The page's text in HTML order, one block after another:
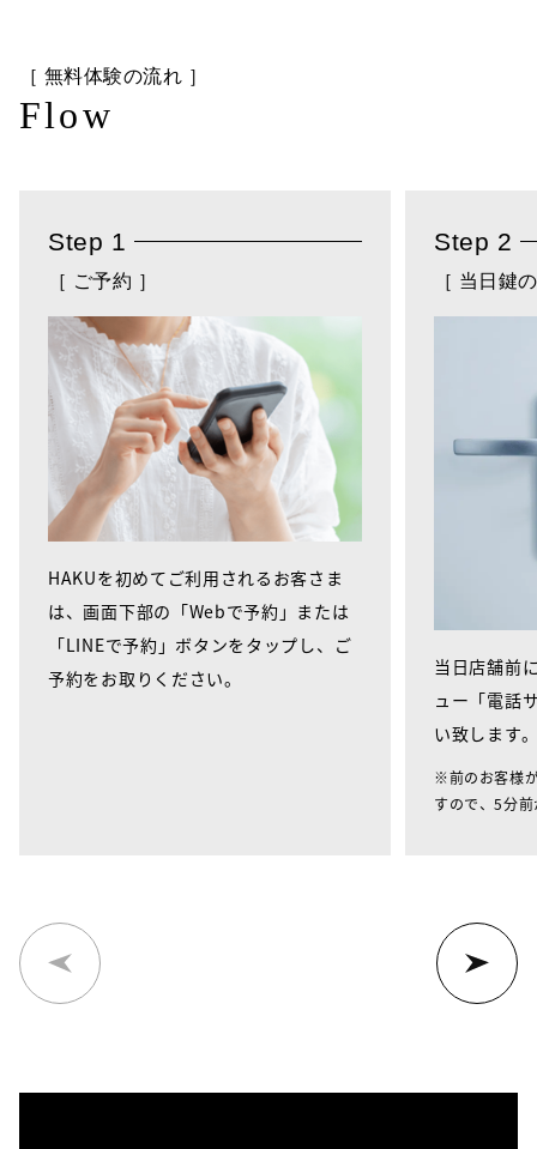
［ 無料体験の流れ ］
Flow
Step 1
［ ご予約 ］
HAKUを初めてご利用されるお客さま
は、画面下部の「Webで予約」または
「LINEで予約」ボタンをタップし、ご
予約をお取りください。
Step 2
［ 当日鍵
当日店舗前
ュー「電話
い致します
※前のお客様
すので、5分